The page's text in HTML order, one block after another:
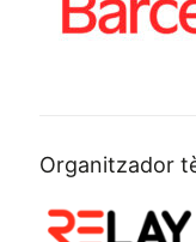
Organitzador